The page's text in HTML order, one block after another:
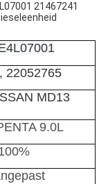
21467241
22052765
MD13
9.0L